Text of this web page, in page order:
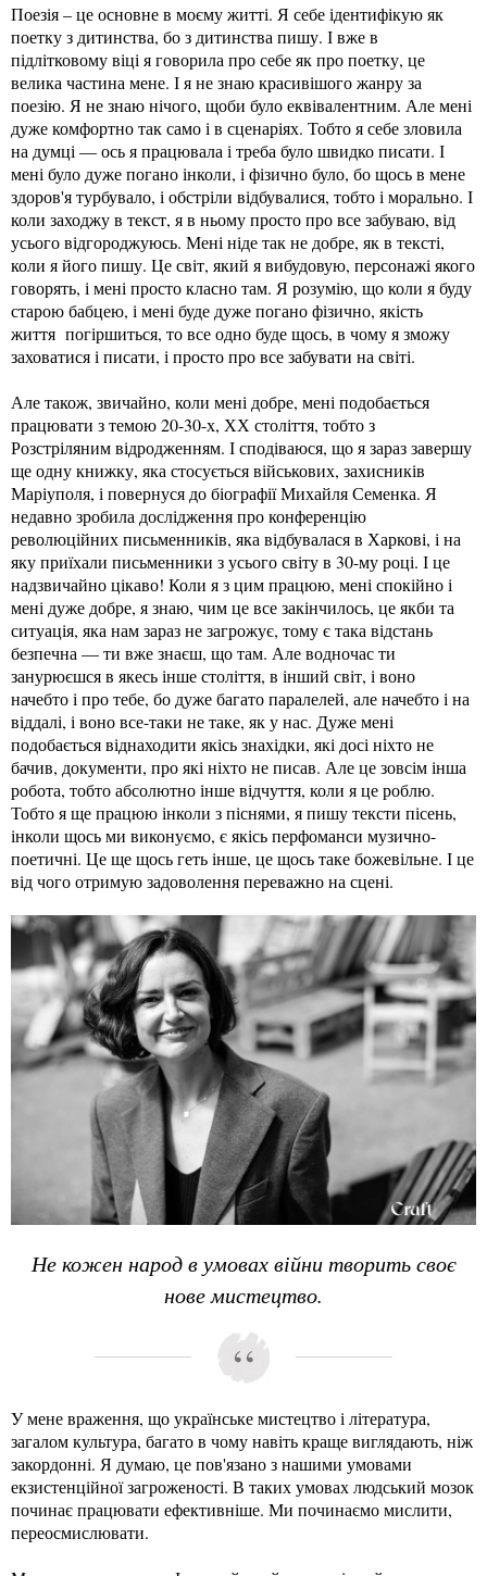
Поезія – це основне в моєму житті. Я себе ідентифікую як
поетку з дитинства, бо з дитинства пишу. І вже в
підлітковому віці я говорила про себе як про поетку, це
велика частина мене. І я не знаю красивішого жанру за
поезію. Я не знаю нічого, щоби було еквівалентним. Але мені
дуже комфортно так само і в сценаріях. Тобто я себе зловила
на думці — ось я працювала і треба було швидко писати. І
мені було дуже погано інколи, і фізично було, бо щось в мене
здоров'я турбувало, і обстріли відбувалися, тобто і морально. І
коли заходжу в текст, я в ньому просто про все забуваю, від
усього відгороджуюсь. Мені ніде так не добре, як в тексті,
коли я його пишу. Це світ, який я вибудовую, персонажі якого
говорять, і мені просто класно там. Я розумію, що коли я буду
старою бабцею, і мені буде дуже погано фізично, якість
життя погіршиться, то все одно буде щось, в чому я зможу
заховатися і писати, і просто про все забувати на світі.
Але також, звичайно, коли мені добре, мені подобається
працювати з темою 20-30-х, ХХ століття, тобто з
Розстріляним відродженням. І сподіваюся, що я зараз завершу
ще одну книжку, яка стосується військових, захисників
Маріуполя, і повернуся до біографії Михайля Семенка. Я
недавно зробила дослідження про конференцію
революційних письменників, яка відбувалася в Харкові, і на
яку приїхали письменники з усього світу в 30-му році. І це
надзвичайно цікаво! Коли я з цим працюю, мені спокійно і
мені дуже добре, я знаю, чим це все закінчилось, це якби та
ситуація, яка нам зараз не загрожує, тому є така відстань
безпечна — ти вже знаєш, що там. Але водночас ти
занурюєшся в якесь інше століття, в інший світ, і воно
начебто і про тебе, бо дуже багато паралелей, але начебто і на
віддалі, і воно все-таки не таке, як у нас. Дуже мені
подобається віднаходити якісь знахідки, які досі ніхто не
бачив, документи, про які ніхто не писав. Але це зовсім інша
робота, тобто абсолютно інше відчуття, коли я це роблю.
Тобто я ще працюю інколи з піснями, я пишу тексти пісень,
інколи щось ми виконуємо, є якісь перфоманси музично-
поетичні. Це ще щось геть інше, це щось таке божевільне. І це
від чого отримую задоволення переважно на сцені.
Не кожен народ в умовах війни творить своє
нове мистецтво.
У мене враження, що українське мистецтво і література,
загалом культура, багато в чому навіть краще виглядають, ніж
закордонні. Я думаю, це пов'язано з нашими умовами
екзистенційної загроженості. В таких умовах людський мозок
починає працювати ефективніше. Ми починаємо мислити,
переосмислювати.